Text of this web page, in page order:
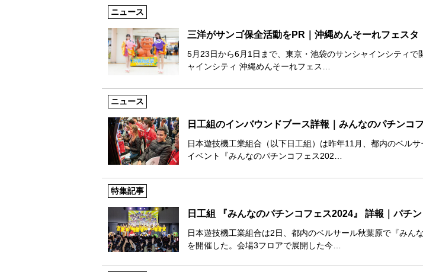
ニュース
三洋がサンゴ保全活動をPR｜沖縄めんそーれフェスタ
5月23日から6月1日まで、東京・池袋のサンシャインシティで
ャインシティ 沖縄めんそーれフェス…
ニュース
日工組のインバウンドブース詳報｜みんなのパチンコ
日本遊技機工業組合（以下日工組）は昨年11月、都内のベル
イベント『みんなのパチンコフェス202…
特集記事
日工組 『みんなのパチンコフェス2024』 詳報｜パチ
日本遊技機工業組合は2日、都内のベルサール秋葉原で『みん
を開催した。会場3フロアで展開した今…